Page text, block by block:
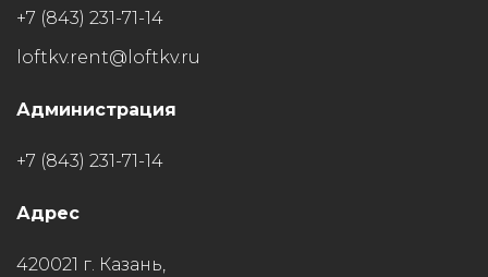
+7 (843) 231-71-14
loftkv.rent@loftkv.ru
Администрация
+7 (843) 231-71-14
Адрес
420021 г. Казань,